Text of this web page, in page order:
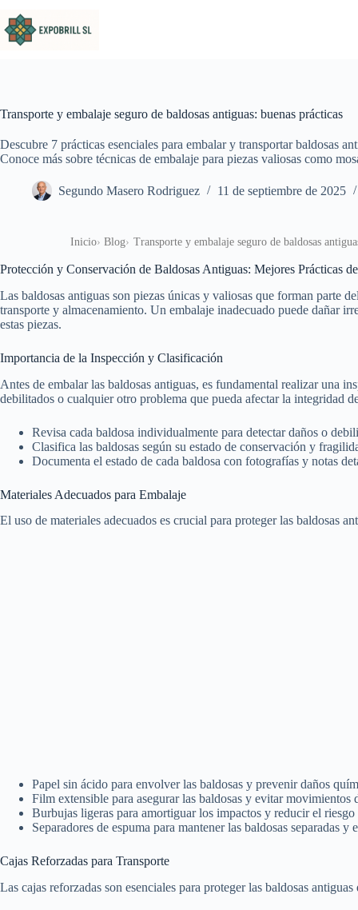
Transporte y embalaje seguro de baldosas antiguas: buenas prácticas
Descubre 7 prácticas esenciales para embalar y transportar baldosas
Conoce más sobre técnicas de embalaje para piezas valiosas como
Segundo Masero Rodriguez 11 de septiembre de 2025
Inicio Blog Transporte y embalaje seguro de baldosas
Protección y Conservación de Baldosas Antiguas: Mejores Prácticas
Las baldosas antiguas son piezas únicas y valiosas que forman parte
transporte y almacenamiento. Un embalaje inadecuado puede dañar
estas piezas.
Importancia de la Inspección y Clasificación
Antes de embalar las baldosas antiguas, es fundamental realizar una
debilitados o cualquier otro problema que pueda afectar la integridad
Revisa cada baldosa individualmente para detectar daños o
Clasifica las baldosas según su estado de conservación y
Documenta el estado de cada baldosa con fotografías y notas
Materiales Adecuados para Embalaje
El uso de materiales adecuados es crucial para proteger las baldosas
Papel sin ácido para envolver las baldosas y prevenir daños
Film extensible para asegurar las baldosas y evitar movimientos
Burbujas ligeras para amortiguar los impactos y reducir el riesgo
Separadores de espuma para mantener las baldosas separadas y
Cajas Reforzadas para Transporte
Las cajas reforzadas son esenciales para proteger las baldosas